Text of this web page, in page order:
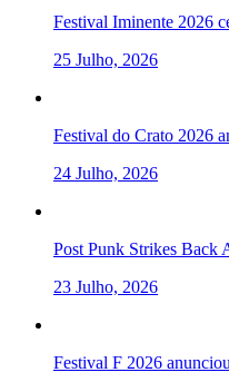
Festival Iminente 2026
25 Julho, 2026
Festival do Crato 2026
24 Julho, 2026
Post Punk Strikes Back
23 Julho, 2026
Festival F 2026